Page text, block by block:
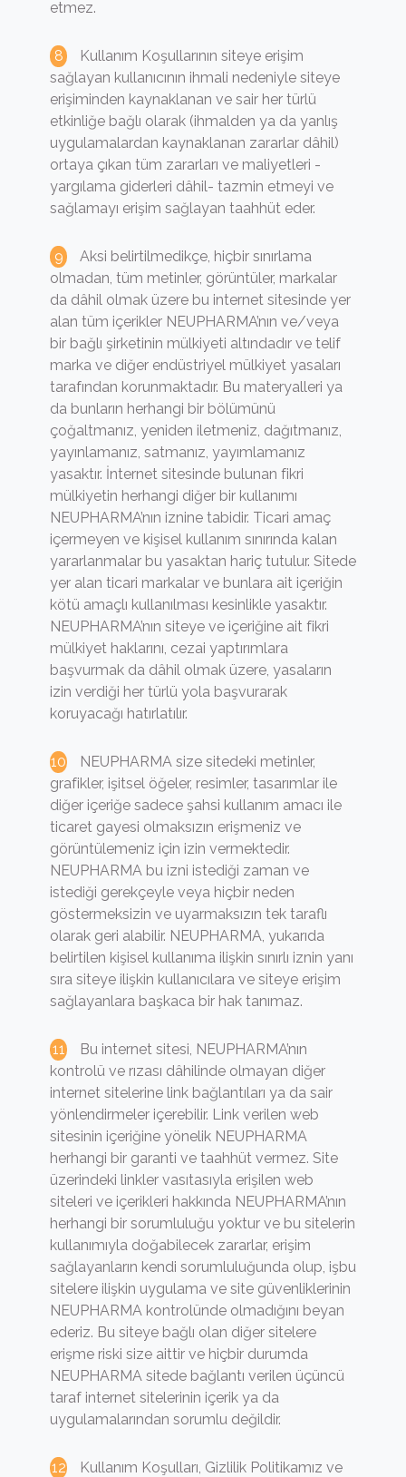
etmez.
Kullanım Koşullarının siteye erişim
sağlayan kullanıcının ihmali nedeniyle siteye
erişiminden kaynaklanan ve sair her türlü
etkinliğe bağlı olarak (ihmalden ya da yanlış
uygulamalardan kaynaklanan zararlar dâhil)
ortaya çıkan tüm zararları ve maliyetleri -
yargılama giderleri dâhil- tazmin etmeyi ve
sağlamayı erişim sağlayan taahhüt eder.
Aksi belirtilmedikçe, hiçbir sınırlama
olmadan, tüm metinler, görüntüler, markalar
da dâhil olmak üzere bu internet sitesinde yer
alan tüm içerikler NEUPHARMA’nın ve/veya
bir bağlı şirketinin mülkiyeti altındadır ve telif
marka ve diğer endüstriyel mülkiyet yasaları
tarafından korunmaktadır. Bu materyalleri ya
da bunların herhangi bir bölümünü
çoğaltmanız, yeniden iletmeniz, dağıtmanız,
yayınlamanız, satmanız, yayımlamanız
yasaktır. İnternet sitesinde bulunan fikri
mülkiyetin herhangi diğer bir kullanımı
NEUPHARMA’nın iznine tabidir. Ticari amaç
içermeyen ve kişisel kullanım sınırında kalan
yararlanmalar bu yasaktan hariç tutulur. Sitede
yer alan ticari markalar ve bunlara ait içeriğin
kötü amaçlı kullanılması kesinlikle yasaktır.
NEUPHARMA’nın siteye ve içeriğine ait fikri
mülkiyet haklarını, cezai yaptırımlara
başvurmak da dâhil olmak üzere, yasaların
izin verdiği her türlü yola başvurarak
koruyacağı hatırlatılır.
NEUPHARMA size sitedeki metinler,
grafikler, işitsel öğeler, resimler, tasarımlar ile
diğer içeriğe sadece şahsi kullanım amacı ile
ticaret gayesi olmaksızın erişmeniz ve
görüntülemeniz için izin vermektedir.
NEUPHARMA bu izni istediği zaman ve
istediği gerekçeyle veya hiçbir neden
göstermeksizin ve uyarmaksızın tek taraflı
olarak geri alabilir. NEUPHARMA, yukarıda
belirtilen kişisel kullanıma ilişkin sınırlı iznin yanı
sıra siteye ilişkin kullanıcılara ve siteye erişim
sağlayanlara başkaca bir hak tanımaz.
Bu internet sitesi, NEUPHARMA’nın
kontrolü ve rızası dâhilinde olmayan diğer
internet sitelerine link bağlantıları ya da sair
yönlendirmeler içerebilir. Link verilen web
sitesinin içeriğine yönelik NEUPHARMA
herhangi bir garanti ve taahhüt vermez. Site
üzerindeki linkler vasıtasıyla erişilen web
siteleri ve içerikleri hakkında NEUPHARMA’nın
herhangi bir sorumluluğu yoktur ve bu sitelerin
kullanımıyla doğabilecek zararlar, erişim
sağlayanların kendi sorumluluğunda olup, işbu
sitelere ilişkin uygulama ve site güvenliklerinin
NEUPHARMA kontrolünde olmadığını beyan
ederiz. Bu siteye bağlı olan diğer sitelere
erişme riski size aittir ve hiçbir durumda
NEUPHARMA sitede bağlantı verilen üçüncü
taraf internet sitelerinin içerik ya da
uygulamalarından sorumlu değildir.
Kullanım Koşulları, Gizlilik Politikamız ve